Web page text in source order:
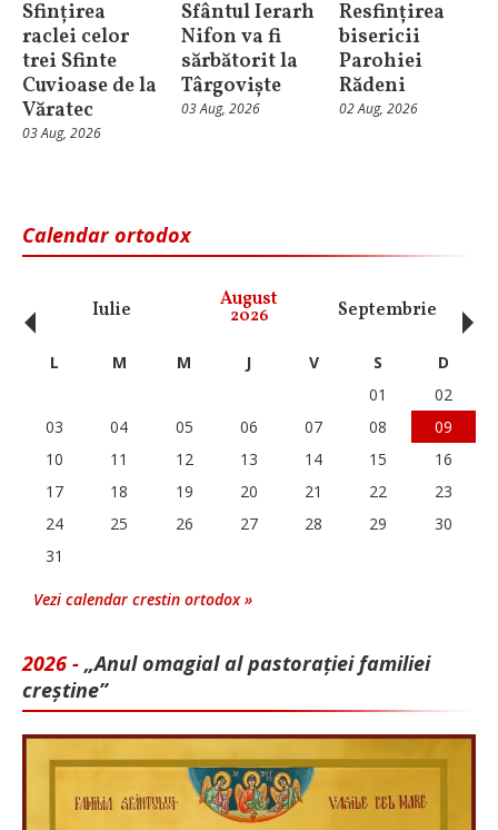
Sfințirea
raclei celor
trei Sfinte
Cuvioase de la
Văratec
03 Aug, 2026
Sfântul Ierarh
Nifon va fi
sărbătorit la
Târgoviște
03 Aug, 2026
Resfințirea
bisericii
Parohiei
Rădeni
02 Aug, 2026
Calendar ortodox
Iulie August
2026 Septembrie
‹ L M M J V S
D
01
02
03
04 05 06 07 08
09
10
11 12 13 14 15
16
17
18 19 20 21 22
23
24
25 26 27 28 29
30
31
Vezi calendar crestin ortodox »
2026 - „Anul omagial al pastorației familiei
creștine”